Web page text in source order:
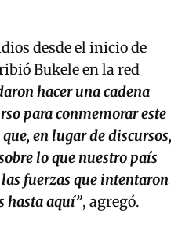
desde el inicio de
Bukele en la red
hacer una cadena
para conmemorar este
en lugar de discursos,
lo que nuestro país
fuerzas que intentaron
hasta aquí”, agregó.